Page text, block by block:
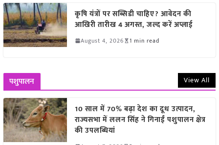
कृषि यंत्रों पर सब्सिडी चाहिए? आवेदन की
आखिरी तारीख 4 अगस्त, जल्द करें अप्लाई
August 4, 2026 1 min read
पशुपालन View All
10 साल में 70% बढ़ा देश का दूध उत्पादन,
राज्यसभा में ललन सिंह ने गिनाईं पशुपालन क्षेत्र
की उपलब्धियां